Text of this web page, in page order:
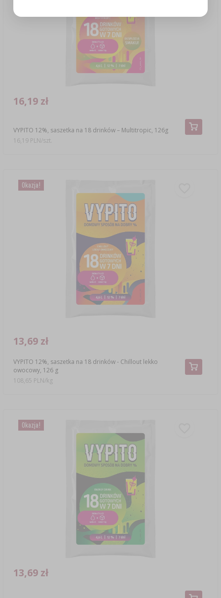
VYPITO 12%, saszetka na 18 drinków – Multitropic, 126g
16,19 zł
16,19 PLN/szt.
Okazja!
VYPITO 12%, saszetka na 18 drinków - Chillout lekko
owocowy, 126 g
13,69 zł
108,65 PLN/kg
Okazja!
13,69 zł